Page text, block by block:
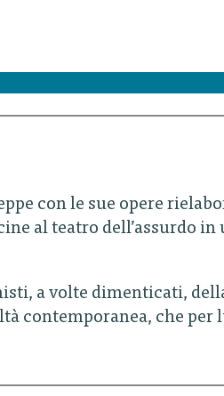
con le sue opere
al teatro dell’assurdo in
a volte dimenticati,
contemporanea, che per